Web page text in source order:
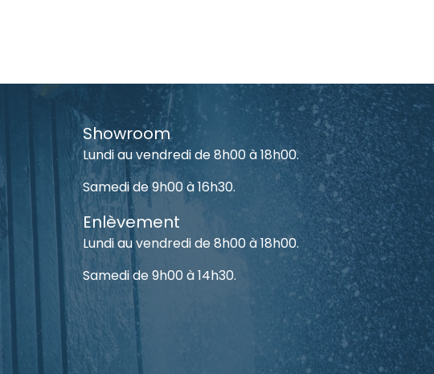
Showroom
Lundi au vendredi de 8h00 à 18h00.
Samedi de 9h00 à 16h30.
Enlèvement
Lundi au vendredi de 8h00 à 18h00.
Samedi de 9h00 à 14h30.